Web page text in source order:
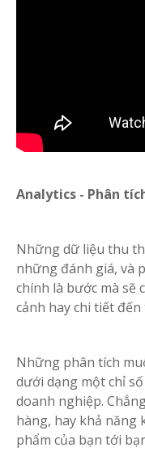
Analytics - Phân
Những dữ liệu thu
những đánh giá, và
chính là bước mà sẽ
cảnh hay chi tiết
Những phân tích
dưới dạng một chỉ
doanh nghiệp.
hàng, hay khả năng
phẩm của bạn tới